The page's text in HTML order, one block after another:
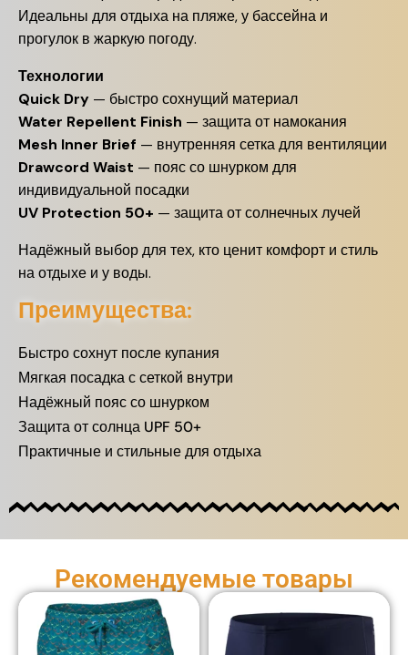
Идеальны для отдыха на пляже, у бассейна и
прогулок в жаркую погоду.
Технологии
Quick Dry — быстро сохнущий материал
Water Repellent Finish — защита от намокания
Mesh Inner Brief — внутренняя сетка для вентиляции
Drawcord Waist — пояс со шнурком для
индивидуальной посадки
UV Protection 50+ — защита от солнечных лучей
Надёжный выбор для тех, кто ценит комфорт и стиль
на отдыхе и у воды.
Преимущества:
Быстро сохнут после купания
Мягкая посадка с сеткой внутри
Надёжный пояс со шнурком
Защита от солнца UPF 50+
Практичные и стильные для отдыха
Рекомендуемые товары